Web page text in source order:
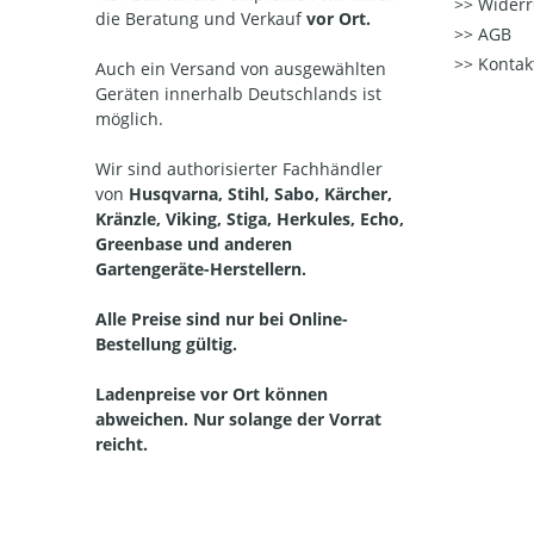
die Beratung und Verkaufvor Ort.
Auch ein Versand von ausgewählten
Geräten innerhalb Deutschlands ist
möglich.
Wir sind authorisierter Fachhändler
von Husqvarna, Stihl, Sabo, Kärcher,
Kränzle, Viking, Stiga, Herkules, Echo,
Greenbase und anderen
Gartengeräte-Herstellern.
Alle Preise sind nur bei Online-
Bestellung gültig.
Ladenpreise vor Ort können
abweichen. Nur solange der Vorrat
reicht.
AGB